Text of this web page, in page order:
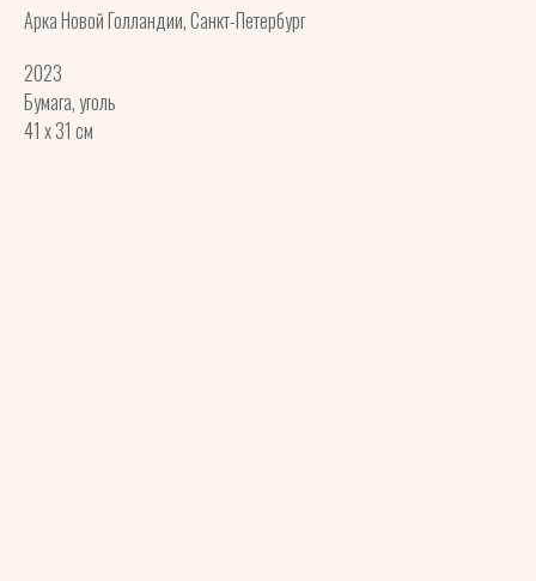
Арка Новой Голландии, Санкт-Петербург
2023
Бумага, уголь
41 x 31 см